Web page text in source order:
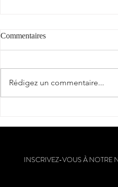
Commentaires
Rédigez un commentaire...
INSCRIVEZ-VOUS À NOTRE